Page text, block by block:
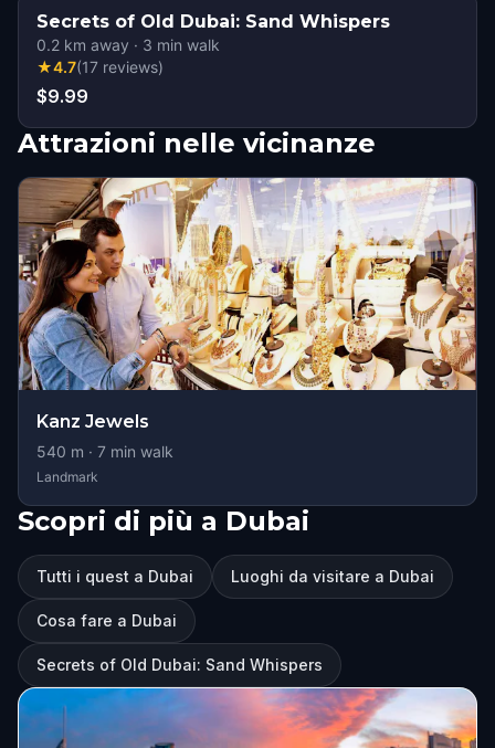
Secrets of Old Dubai: Sand Whispers
0.2 km away · 3 min walk
★4.7(17 reviews)
$9.99
Attrazioni nelle vicinanze
Kanz Jewels
540 m · 7 min walk
Landmark
Scopri di più a Dubai
Tutti i quest a Dubai Luoghi da visitare a Dubai
Cosa fare a Dubai
Secrets of Old Dubai: Sand Whispers